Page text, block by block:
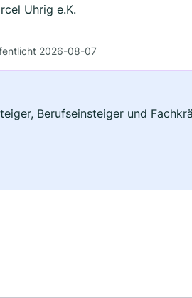
Uhrig e.K.
2026-08-07
Berufseinsteiger und